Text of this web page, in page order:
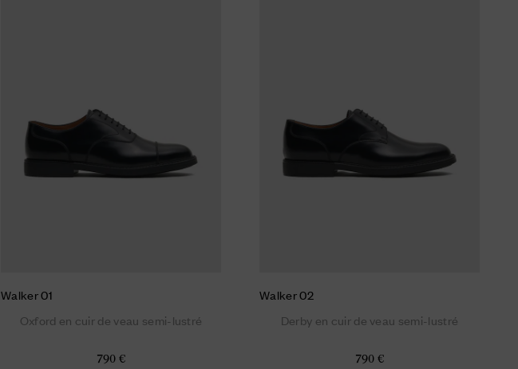
Walker 01
Oxford en cuir de veau semi-lustré
790 €
Walker 02
Derby en cuir de veau semi-lustré
790 €